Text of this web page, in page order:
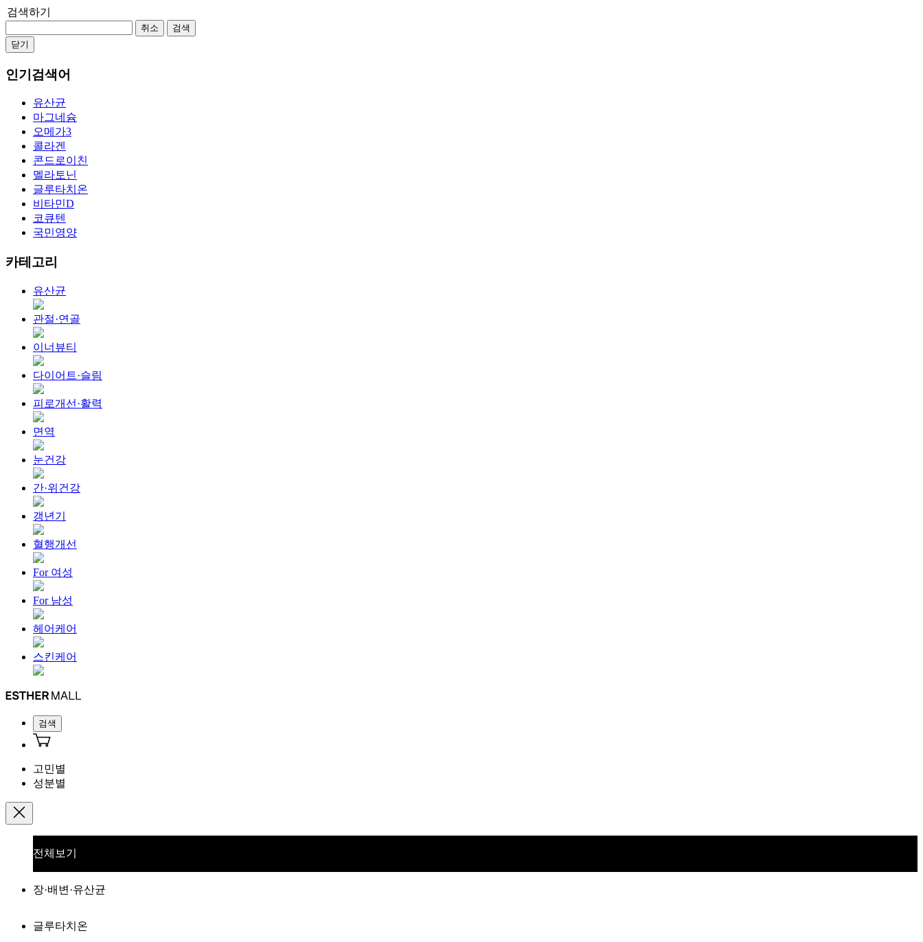
검색하기
취소
검색
닫기
인기검색어
유산균
마그네슘
오메가3
콜라겐
콘드로이친
멜라토닌
글루타치온
비타민D
코큐텐
국민영양
카테고리
유산균
관절·연골
이너뷰티
다이어트·슬림
피로개선·활력
면역
눈건강
간·위건강
갱년기
혈행개선
For 여성
For 남성
헤어케어
스킨케어
검색
고민별
성분별
전체보기
장·배변·유산균
글루타치온